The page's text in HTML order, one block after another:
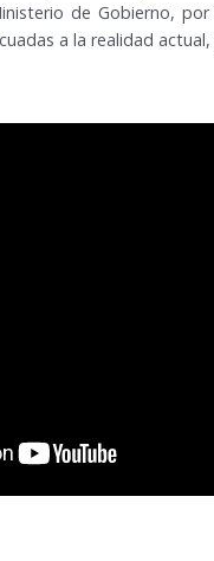
de Gobierno,
a la realidad